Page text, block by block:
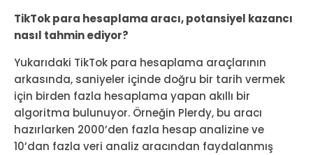
TikTok para hesaplama aracı, potansiyel kazancı
nasıl tahmin ediyor?
Yukarıdaki TikTok para hesaplama araçlarının
arkasında, saniyeler içinde doğru bir tarih vermek
için birden fazla hesaplama yapan akıllı bir
algoritma bulunuyor. Örneğin Plerdy, bu aracı
hazırlarken 2000’den fazla hesap analizine ve
10’dan fazla veri analiz aracından faydalanmış